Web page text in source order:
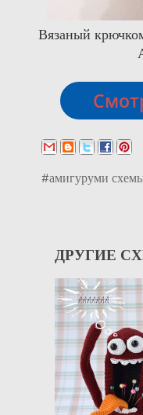
Вязаный
#амигуруми
ДРУГИЕ